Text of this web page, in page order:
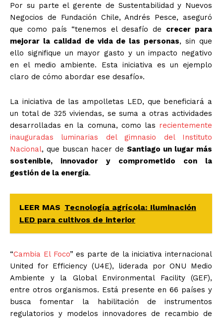
Por su parte el gerente de Sustentabilidad y Nuevos
Negocios de Fundación Chile, Andrés Pesce, aseguró
que como país “tenemos el desafío de crecer para
mejorar la calidad de vida de las personas, sin que
ello signifique un mayor gasto y un impacto negativo
en el medio ambiente. Esta iniciativa es un ejemplo
claro de cómo abordar ese desafío».
La iniciativa de las ampolletas LED, que beneficiará a
un total de 325 viviendas, se suma a otras actividades
desarrolladas en la comuna, como las recientemente
inauguradas luminarias del gimnasio del Instituto
Nacional, que buscan hacer de Santiago un lugar más
sostenible, innovador y comprometido con la
gestión de la energía.
LEER MAS Tecnología agrícola: Iluminación
LED para cultivos de interior
“Cambia El Foco” es parte de la iniciativa internacional
United for Efficiency (U4E), liderada por ONU Medio
Ambiente y la Global Environmental Facility (GEF),
entre otros organismos. Está presente en 66 países y
busca fomentar la habilitación de instrumentos
regulatorios y modelos innovadores de recambio de